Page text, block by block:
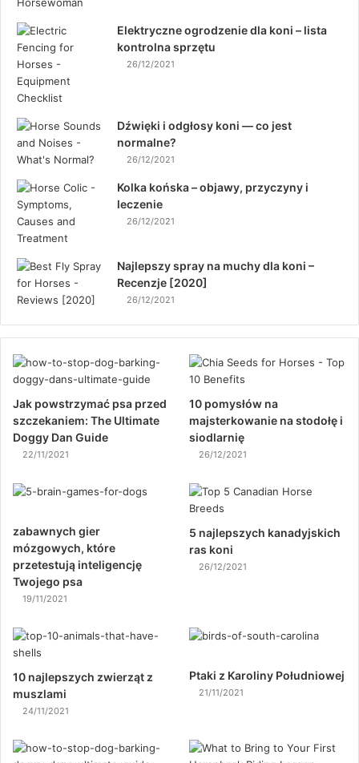
Elektryczne ogrodzenie dla koni – lista
kontrolna sprzętu
26/12/2021
Dźwięki i odgłosy koni — co jest
normalne?
26/12/2021
Kolka końska – objawy, przyczyny i
leczenie
26/12/2021
Najlepszy spray na muchy dla koni –
Recenzje [2020]
26/12/2021
Jak powstrzymać psa przed
szczekaniem: The Ultimate
Doggy Dan Guide
22/11/2021
10 pomysłów na
majsterkowanie na stodołę i
siodlarnię
26/12/2021
zabawnych gier
mózgowych, które
przetestują inteligencję
Twojego psa
19/11/2021
5 najlepszych kanadyjskich
ras koni
26/12/2021
10 najlepszych zwierząt z
muszlami
24/11/2021
Ptaki z Karoliny Południowej
21/11/2021